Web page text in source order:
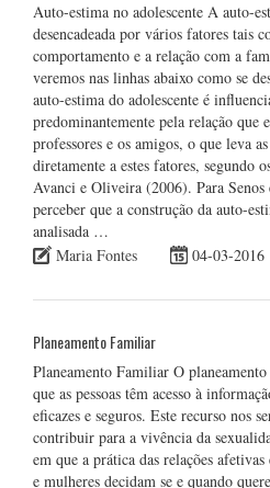
Auto-estima no adolescente A auto-
desencadeada por vários fatores tais
comportamento e a relação com a
veremos nas linhas abaixo como se
auto-estima do adolescente é
predominantemente pela relação que
professores e os amigos, o que leva
diretamente a estes fatores, segundo
Avanci e Oliveira (2006). Para
perceber que a construção da auto-
analisada …
Maria Fontes
04-03-2016
Planeamento Familiar
Planeamento Familiar O
que as pessoas têm acesso à
eficazes e seguros. Este recurso nos
contribuir para a vivência da
em que a prática das relações
e mulheres decidam se e quando